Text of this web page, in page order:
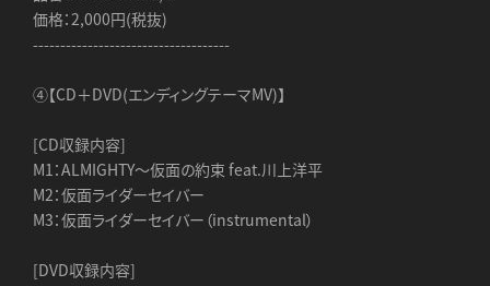
価格：2,000円(税抜)
------------------------------------
④【CD＋DVD(エンディングテーマMV)】
[CD収録内容]
M1：ALMIGHTY～仮面の約束 feat.川上洋平
M2：仮面ライダーセイバー
M3：仮面ライダーセイバー（instrumental）
[DVD収録内容]